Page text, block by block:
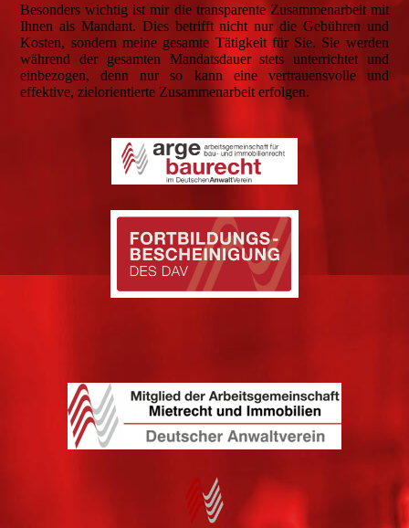
Besonders wichtig ist mir die transparente Zusammenarbeit mit
Ihnen als Mandant. Dies betrifft nicht nur die Gebühren und
Kosten, sondern meine gesamte Tätigkeit für Sie. Sie werden
während der gesamten Mandatsdauer stets unterrichtet und
einbezogen, denn nur so kann eine vertrauensvolle und
effektive, zielorientierte Zusammenarbeit erfolgen.